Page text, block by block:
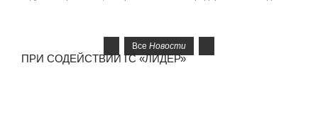
Все Новости
ПРИ СОДЕЙСТВИИ ГС «ЛИДЕР»